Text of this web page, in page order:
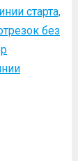
старта,
без